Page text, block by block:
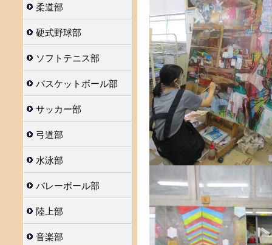
柔道部
硬式野球部
ソフトテニス部
バスケットボール部
サッカー部
弓道部
水泳部
バレーボール部
陸上部
音楽部